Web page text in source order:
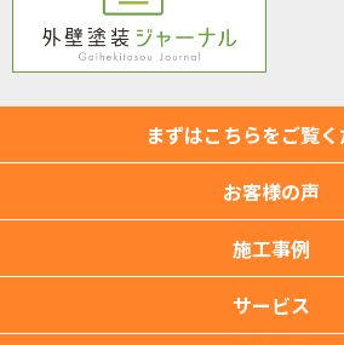
まずはこちらをご覧
お客様の声
施工事例
サービス